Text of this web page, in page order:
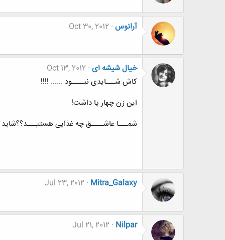
آرانوس Oct 30, 2012
خیال شیشه ای Oct 13, 2012
کاش شـــایدی نبــــود ...... !!!!
این زن چهار پا داشت!
شمـــا عاشــــق چه غذایی
Mitra_Galaxy
Jul 23, 2012
Nilpar
Jul 21, 2012